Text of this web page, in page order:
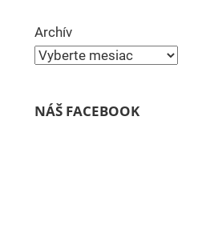
Archív
NÁŠ FACEBOOK